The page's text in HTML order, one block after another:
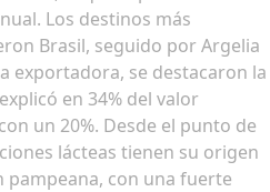
Los destinos más
Brasil, seguido por Argelia
exportadora, se destacaron la
en 34% del valor
un 20%. Desde el punto de
lácteas tienen su origen
con una fuerte